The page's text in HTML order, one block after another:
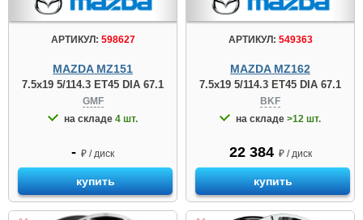
АРТИКУЛ: 598627
MAZDA MZ151
7.5x19 5/114.3 ET45 DIA 67.1
GMF
на складе 4 шт.
- ₽ / диск
купить
АРТИКУЛ: 549363
MAZDA MZ162
7.5x19 5/114.3 ET45 DIA 67.1
BKF
на складе >12 шт.
22 384 ₽ / диск
купить